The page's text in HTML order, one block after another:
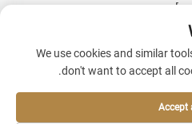
We use cookies and similar
don't want to accept all
Accept